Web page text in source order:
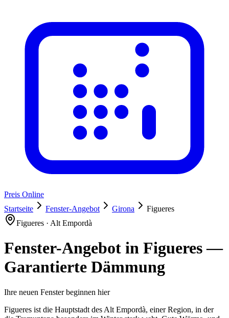
Preis Online
Startseite
Fenster-Angebot Girona
Figueres
Figueres · Alt Empordà
Fenster-Angebot in Figueres—
Garantierte Dämmung
Ihre neuen Fenster beginnen hier
Figueres ist die Hauptstadt des Alt Empordà, einer Region, in der